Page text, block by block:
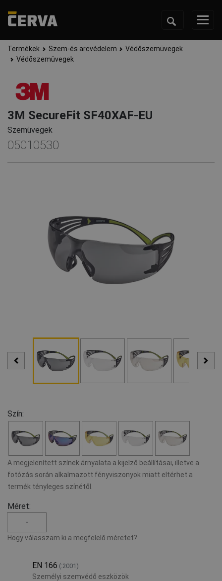
Termékek Szem-és arcvédelem
Védőszemüvegek
Védőszemüvegek
3M SecureFit SF40XAF-EU
Szemüvegek
05010530
Szín:
A megjelenített színek árnyalata a kijelző beállításai, illetve a
fotózás során alkalmazott fényviszonyok miatt eltérhet a
termék tényleges színétől.
Méret:
-
Hogy válasszam ki a megfelelő méretet?
EN 166 (:2001)
Személyi szemvédő eszközök